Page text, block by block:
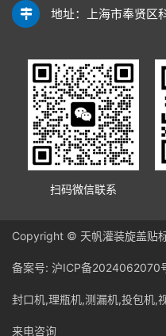
地址：上海市奉贤区
扫码微信联系
Copyright © 天帆灌装旋盖贴
备案号: 沪ICP备2024062070
封口机,理瓶机,测漏机,投包机,
来电咨询